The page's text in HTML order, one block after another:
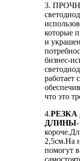
3.
которые
и
бизнес-
работает
что это
4.
ДЛИНЫ
2,5см.На
помогут